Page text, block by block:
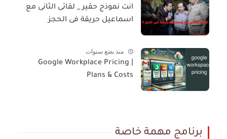
انت نموذج حقير _ لقائى الثانى مع
اسماعيل حريقة فى الحجز
منذ بضع سنوات
Google Workplace Pricing |
Plans & Costs
برنامج مهمة خاصة